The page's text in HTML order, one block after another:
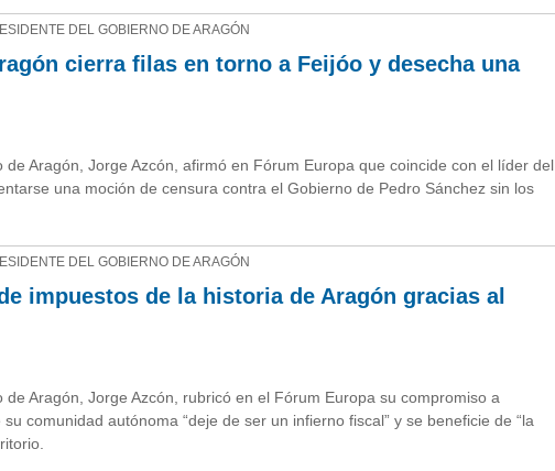
DEL GOBIERNO DE ARAGÓN
cierra filas en torno a Feijóo y desecha una
Aragón, Jorge Azcón, afirmó en Fórum Europa que coincide con el líder del
una moción de censura contra el Gobierno de Pedro Sánchez sin los
DEL GOBIERNO DE ARAGÓN
impuestos de la historia de Aragón gracias al
Aragón, Jorge Azcón, rubricó en el Fórum Europa su compromiso a
comunidad autónoma “deje de ser un infierno fiscal” y se beneficie de “la